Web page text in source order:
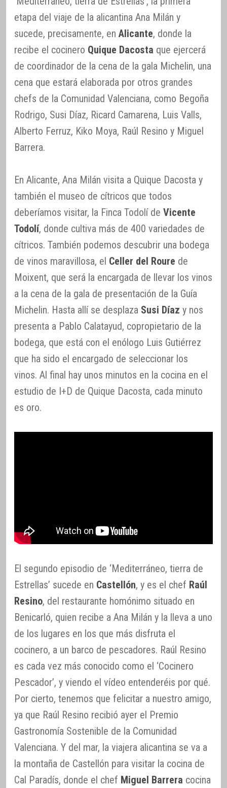
etapa del viaje de la alicantina Ana Milán y
sucede, precisamente, en Alicante, donde la
recibe el cocinero Quique Dacosta que ejercerá
de coordinador de la cena de la gala Michelin, una
cena que estará elaborada por otros grandes
chefs de la Comunidad Valenciana, como Begoña
Rodrigo, Susi Díaz, Ricard Camarena, Luis Valls,
Alberto Ferruz, Kiko Moya, Raúl Resino y Miguel
Barrera.
En Alicante, Ana Milán visita a Quique Dacosta y
también el museo de cítricos que todos
deberíamos visitar, la Finca Todolí de Vicente
Todolí, donde cultiva más de 400 variedades de
cítricos. También podemos descubrir una bodega
de vinos maravillosa, el Celler del Roure de
Moixent, que será la encargada de llevar los vinos
a la cena de la gala de presentación de la Guía
Michelin. Hasta allí se desplaza Susi Díaz y nos
presenta a Pablo Calatayud, copropietario de la
bodega, que está con el enólogo Luis Gutiérrez
que ha sido el encargado de seleccionar los
vinos. Al final hay unos minutos en la cocina en el
estudio de I+D de Quique Dacosta, cada minuto
es oro.
El segundo episodio de ‘Mediterráneo, tierra de
Estrellas’ sucede en Castellón, y es el chef Raúl
Resino, del restaurante homónimo situado en
Benicarló, quien recibe a Ana Milán y la lleva a uno
de los lugares en los que más disfruta el
cocinero, a un barco de pescadores. Raúl Resino
es cada vez más conocido como el ‘Cocinero
Pescador’, y viendo el vídeo entenderéis por qué.
Por cierto, tenemos que felicitar a nuestro amigo,
ya que Raúl Resino recibió ayer el Premio
Gastronomía Sostenible de la Comunidad
Valenciana. Y del mar, la viajera alicantina se va a
la montaña de Castellón para visitar la cocina de
Cal Paradís, donde el chef Miguel Barrera cocina